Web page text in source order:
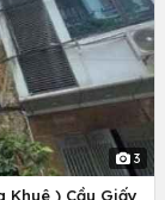
3
Khuê ) Cầu Giấy